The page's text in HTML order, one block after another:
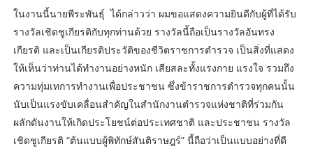
ในงานนี้นายพีระพันธุ์ ได้กล่าวว่า ผมขอแสดงความยินดีกับผู้ที่ได้รับ
รางวัลเชิดชูเกียรติกับทุกท่านด้วย รางวัลนี้ถือเป็นรางวัลอันทรง
เกียรติ และเป็นเกียรติประวัติของชีวิตราชการตำรวจ เป็นสิ่งที่แสดง
ให้เห็นว่าท่านได้ทำงานอย่างหนัก เสียสละทั้งแรงกาย แรงใจ รวมถึง
ความทุ่มเทการทำงานเพื่อประชาชน ซึ่งข้าราชการตำรวจทุกคนนั้น
นับเป็นแรงขับเคลื่อนสำคัญในสำนักงานตำรวจแห่งชาติที่ร่วมกัน
ผลักดันงานให้เกิดประโยชน์ต่อประเทศชาติ และประชาชน รางวัล
เชิดชูเกียรติ “ต้นแบบผู้พิทักษ์สันติราษฎร์” นี้ถือว่าเป็นแบบอย่างที่ดี